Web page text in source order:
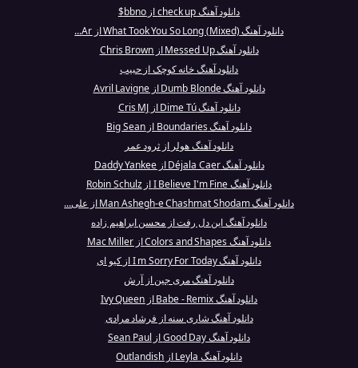
دانلود آهنگ check up از bbno$
دانلود آهنگ What Took You So Long (Mixed) از Ar...
دانلود آهنگ Messed Up از Chris Brown
دانلود آهنگ خانه کوچک از حبیب
دانلود آهنگ Dumb Blonde از Avril Lavigne
دانلود آهنگ Dime Tú از Cris MJ
دانلود آهنگ Boundaries از Big Sean
دانلود آهنگ هولر از ثرود عمر
دانلود آهنگ Déjala Caer از Daddy Yankee
دانلود آهنگ I Believe I'm Fine از Robin Schulz
دانلود آهنگ Man Ashegh-e Chashmat Shodam از علی...
دانلود آهنگ این دل رفت از محسن ابراهیم زاده
دانلود آهنگ Colors and Shapes از Mac Miller
دانلود آهنگ I m Sorry For Today از کیو ای
دانلود آهنگ مری جین از آرش
دانلود آهنگ Babe - Remix از Ivy Queen
دانلود آهنگ شاری سنه از فرشاد مرادی
دانلود آهنگ Good Day از Sean Paul
دانلود آهنگ Leyla از Outlandish